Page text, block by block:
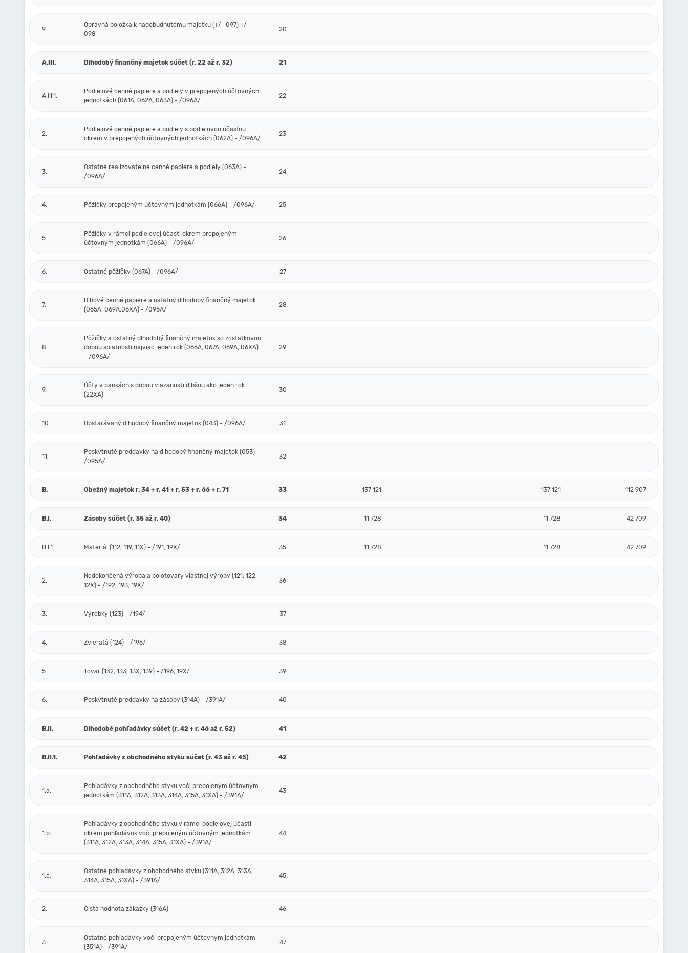
9.
Opravná položka k nadobudnutému majetku (+/- 097) +/-
098
20
A.III. Dlhodobý finančný majetok súčet (r. 22 až r. 32) 21
A.III.1.
Podielové cenné papiere a podiely v prepojených účtovných
jednotkách (061A, 062A, 063A) - /096A/
22
2.
Podielové cenné papiere a podiely s podielovou účasťou
okrem v prepojených účtovných jednotkách (062A) - /096A/
23
3.
Ostatné realizovateľné cenné papiere a podiely (063A) -
/096A/
24
4. Pôžičky prepojeným účtovným jednotkám (066A) - /096A/ 25
5.
Pôžičky v rámci podielovej účasti okrem prepojeným
účtovným jednotkám (066A) - /096A/
26
6. Ostatné pôžičky (067A) - /096A/ 27
7.
Dlhové cenné papiere a ostatný dlhodobý finančný majetok
(065A, 069A,06XA) - /096A/
28
8.
Pôžičky a ostatný dlhodobý finančný majetok so zostatkovou
dobou splatnosti najviac jeden rok (066A, 067A, 069A, 06XA)
- /096A/
29
9.
Účty v bankách s dobou viazanosti dlhšou ako jeden rok
(22XA)
30
10. Obstarávaný dlhodobý finančný majetok (043) - /096A/ 31
11.
Poskytnuté preddavky na dlhodobý finančný majetok (053) -
/095A/
32
B. Obežný majetok r. 34 + r. 41 + r. 53 + r. 66 + r. 71 33 137 121 137 121 112 907
B.I. Zásoby súčet (r. 35 až r. 40) 34 11 728 11 728 42 709
B.I.1. Materiál (112, 119, 11X) - /191, 19X/ 35 11 728 11 728 42 709
2.
Nedokončená výroba a polotovary vlastnej výroby (121, 122,
12X) - /192, 193, 19X/
36
3. Výrobky (123) - /194/ 37
4. Zvieratá (124) - /195/ 38
5. Tovar (132, 133, 13X, 139) - /196, 19X/ 39
6. Poskytnuté preddavky na zásoby (314A) - /391A/ 40
B.II. Dlhodobé pohľadávky súčet (r. 42 + r. 46 až r. 52) 41
B.II.1. Pohľadávky z obchodného styku súčet (r. 43 až r. 45) 42
1.a.
Pohľadávky z obchodného styku voči prepojeným účtovným
jednotkám (311A, 312A, 313A, 314A, 315A, 31XA) - /391A/
43
1.b.
Pohľadávky z obchodného styku v rámci podielovej účasti
okrem pohľadávok voči prepojeným účtovným jednotkám
(311A, 312A, 313A, 314A, 315A, 31XA) - /391A/
44
1.c.
Ostatné pohľadávky z obchodného styku (311A, 312A, 313A,
314A, 315A, 31XA) - /391A/
45
2. Čistá hodnota zákazky (316A) 46
3.
Ostatné pohľadávky voči prepojeným účtovným jednotkám
(351A) - /391A/
47